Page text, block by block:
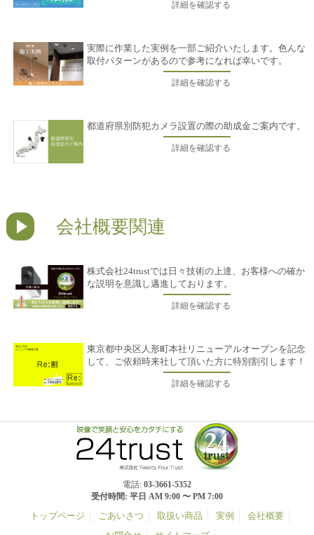
詳細を確認する
実際に作業した実例を一部ご紹介いたします。色んな
取付パターンがあるので参考になれば幸いです。
詳細を確認する
都道府県別防犯カメラ設置の際の助成金ご案内です。
詳細を確認する
会社概要関連
株式会社24trustでは日々技術の上達、お客様への確か
な説明を意識し邁進しております。
詳細を確認する
東京都中央区人形町本社リニューアルオープンを記念
して、ご依頼時来社して頂いた方に特別割引します！
詳細を確認する
電話: 03-3661-5352
受付時間: 平日 AM 9:00 〜 PM 7:00
トップページ ごあいさつ 取扱い商品 実例
会社概要